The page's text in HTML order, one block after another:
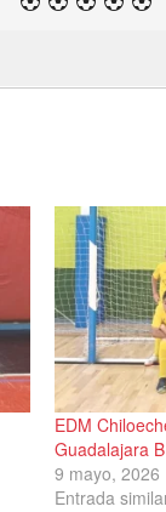
EDM
Guadalajara B
9 mayo, 2026
Entrada